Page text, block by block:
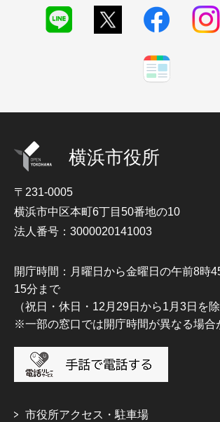
横浜市役所
〒231-0005
横浜市中区本町6丁目50番地の10
法人番号：3000020141003
開庁時間：月曜日から金曜日の午前8時
15分まで
（祝日・休日・12月29日から1月3日を除
※一部の窓口では開庁時間が異なる場合
市役所アクセス・駐車場